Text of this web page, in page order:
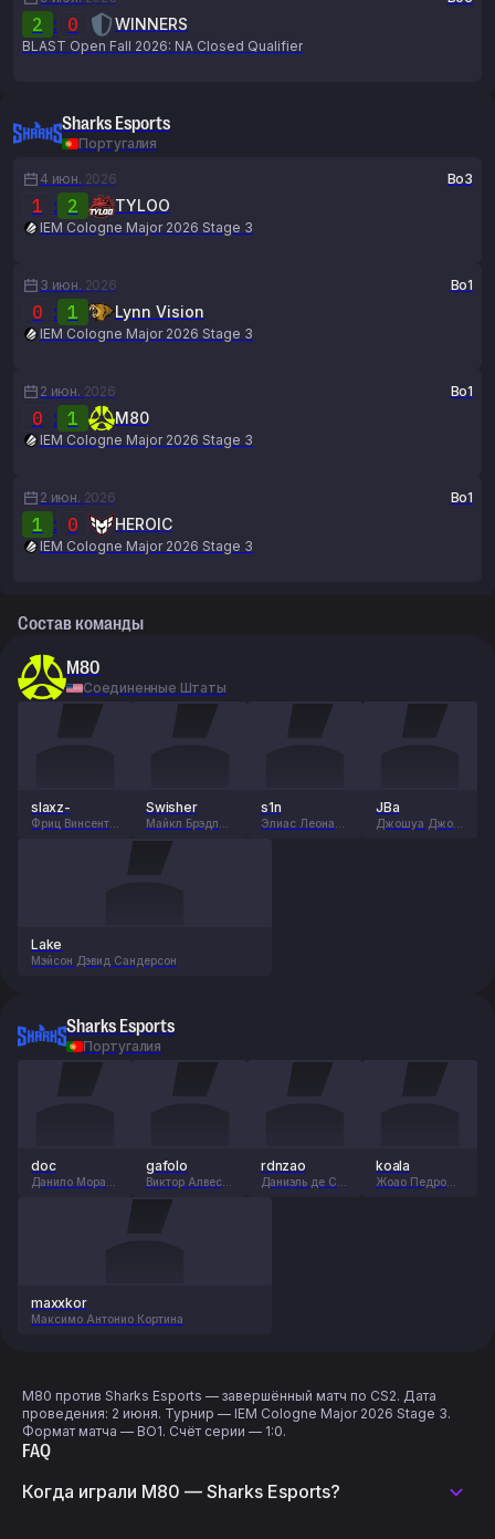
2 : 0 WINNERS
BLAST Open Fall 2026: NA Closed Qualifier
Sharks Esports
Португалия
4 июн. 2026 Bo3
1 : 2 TYLOO
IEM Cologne Major 2026 Stage 3
3 июн. 2026 Bo1
0 : 1 Lynn Vision
IEM Cologne Major 2026 Stage 3
2 июн. 2026 Bo1
0 : 1 M80
IEM Cologne Major 2026 Stage 3
2 июн. 2026 Bo1
1 : 0 HEROIC
IEM Cologne Major 2026 Stage 3
Состав команды
M80
Соединенные Штаты
slaxz-
Фриц Винсент
Swisher
Майкл Брэдли
s1n
Элиас Леонард
JBa
Джошуа Джон
Lake
Мэйсон Дэвид Сандерсон
Sharks Esports
Португалия
doc
Данило Мораес
gafolo
Виктор Алвес
rdnzao
Даниэль де Са
koala
Жоао Педро
maxxkor
Максимо Антонио Кортина
M80 против Sharks Esports — завершённый матч по CS2. Дата
проведения: 2 июня. Турнир — IEM Cologne Major 2026 Stage 3.
Формат матча — BO1. Счёт серии — 1:0.
FAQ
Когда играли M80 — Sharks Esports?